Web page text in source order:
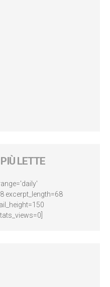
LETTE
excerpt_length=68